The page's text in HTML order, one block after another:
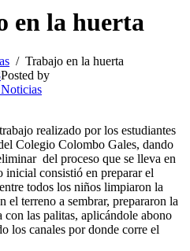
en la huerta
Trabajo en la huerta
Posted by
Noticias
realizado por los estudiantes
Colegio Colombo Gales, dando
del proceso que se lleva en
inicial consistió en preparar el
todos los niños limpiaron la
el terreno a sembrar, prepararon la
con las palitas, aplicándole abono
los canales por donde corre el